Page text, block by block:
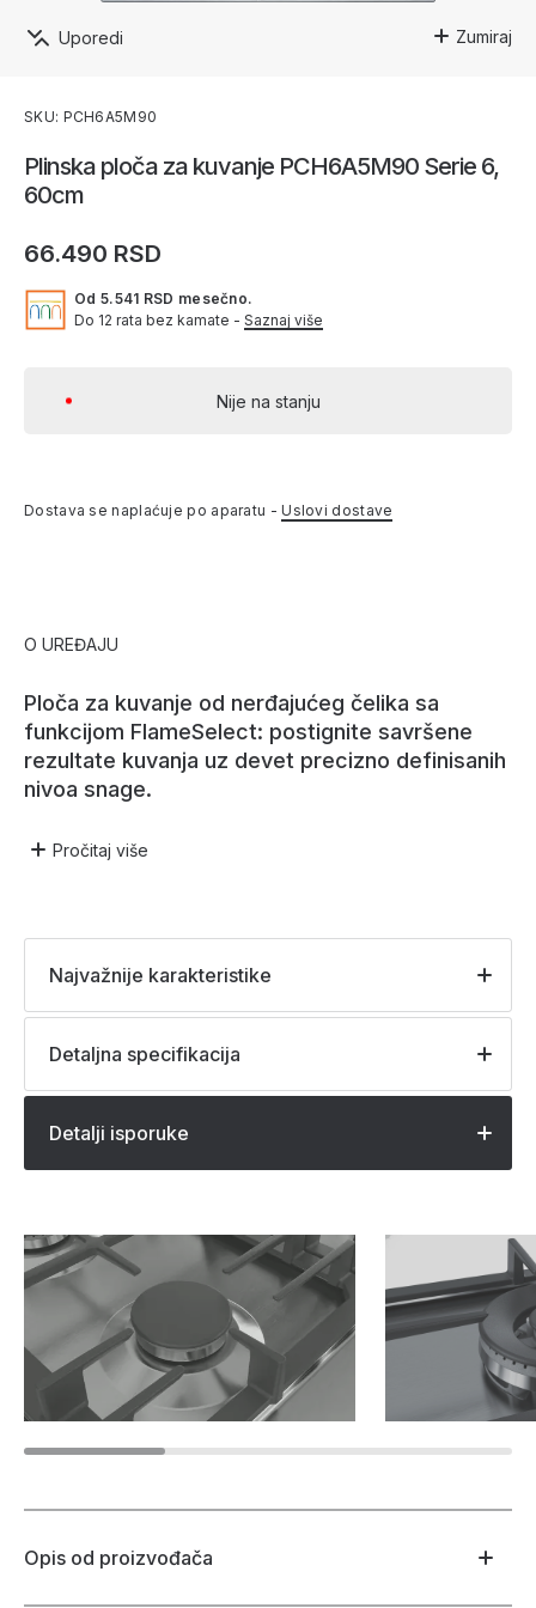
Zumiraj
Uporedi
Plinska ploča za kuvanje PCH6A5M90 Serie 6,
60cm
66.490 RSD
Od 5.541 RSD mesečno.
Do 12 rata bez kamate - Saznaj više
Nije na stanju
Dostava se naplaćuje po aparatu -Uslovi dostave
SKU: PCH6A5M90
O UREĐAJU
Ploča za kuvanje od nerđajućeg čelika sa
funkcijom FlameSelect: postignite savršene
rezultate kuvanja uz devet precizno definisanih
nivoa snage.
Pročitaj više
Najvažnije karakteristike
Detaljna specifikacija
Detalji isporuke
Opis od proizvođača